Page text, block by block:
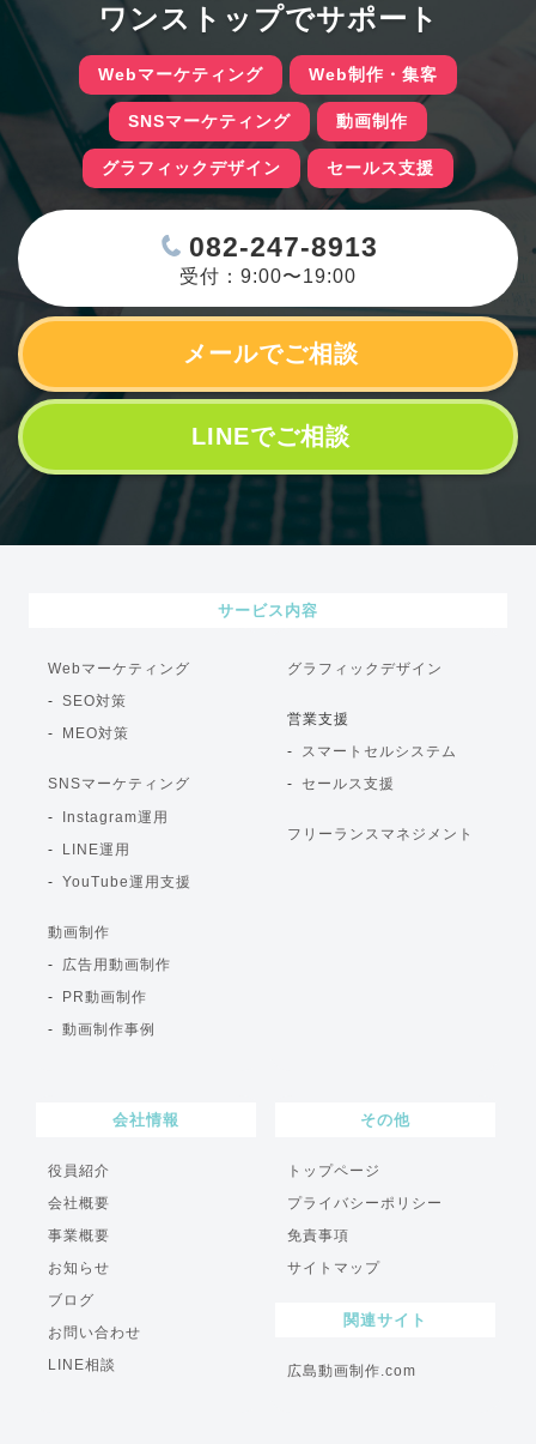
ワンストップでサポート
Webマーケティング Web制作・集客
SNSマーケティング 動画制作
グラフィックデザイン セールス支援
082-247-8913
受付：9:00〜19:00
メールでご相談
LINEでご相談
サービス内容
Webマーケティング
SEO対策
MEO対策
SNSマーケティング
Instagram運用
LINE運用
YouTube運用支援
動画制作
広告用動画制作
PR動画制作
動画制作事例
グラフィックデザイン
営業支援
スマートセルシステム
セールス支援
フリーランスマネジメント
会社情報
役員紹介
会社概要
事業概要
お知らせ
ブログ
お問い合わせ
LINE相談
その他
トップページ
プライバシーポリシー
免責事項
サイトマップ
関連サイト
広島動画制作.com